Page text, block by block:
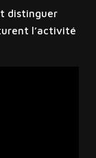
distinguer
l’activité